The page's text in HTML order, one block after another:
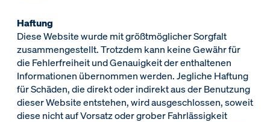
Haftung
Diese Website wurde mit größtmöglicher Sorgfalt
zusammengestellt. Trotzdem kann keine Gewähr für
die Fehlerfreiheit und Genauigkeit der enthaltenen
Informationen übernommen werden. Jegliche Haftung
für Schäden, die direkt oder indirekt aus der Benutzung
dieser Website entstehen, wird ausgeschlossen, soweit
diese nicht auf Vorsatz oder grober Fahrlässigkeit